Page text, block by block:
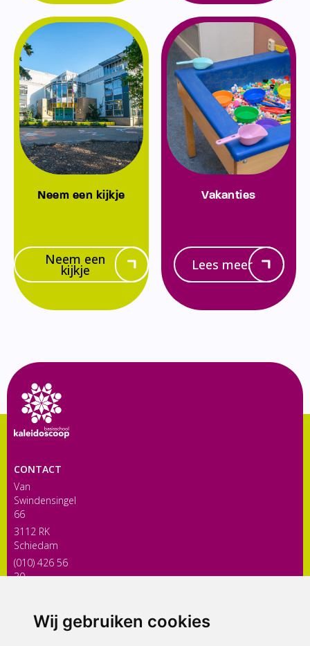
Wij gebruiken cookies
Neem een kijkje
Neem een
kijkje
Vakanties
Lees meer
CONTACT
Van
Swindensingel
66
3112 RK
Schiedam
(010) 426 56
30
ONDERDEEL VAN